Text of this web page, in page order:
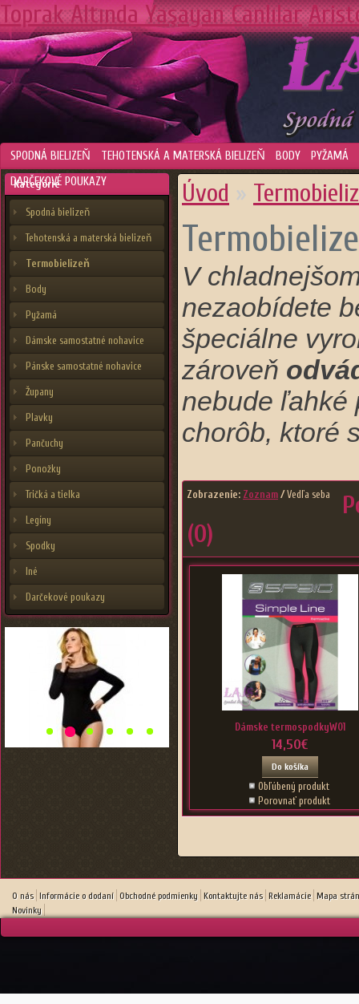
Toprak Altında Yaşayan Canlılar
SPODNÁ BIELIZEŇ TEHOTENSKÁ A MATERSKÁ BIELIZEŇ BODY
PYŽAMÁ
DARČEKOVÉ POUKAZY
Kategórie
Spodná bielizeň
Tehotenská a materská bielizeň
Termobielizeň
Body
Pyžamá
Dámske samostatné nohavice
Pánske samostatné nohavice
Župany
Plavky
Pančuchy
Ponožky
Tričká a tielka
Legíny
Spodky
Iné
Darčekové poukazy
Úvod »
V
nezaobídete
špeciálne
zároveň
nebude ľahké
chorôb, ktoré
Zobrazenie: Zoznam /Vedľa seba
(0)
Dámske termospodkyW01
14,50€
Do košíka
Obľúbený produkt
Porovnať produkt
O nás Informácie o dodaní Obchodné podmienky Kontaktujte nás Reklamácie Mapa
Novinky